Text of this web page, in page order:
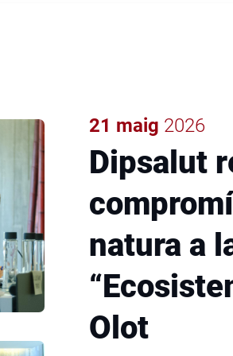
21 maig 2026
Dipsalut
natura a
Olot